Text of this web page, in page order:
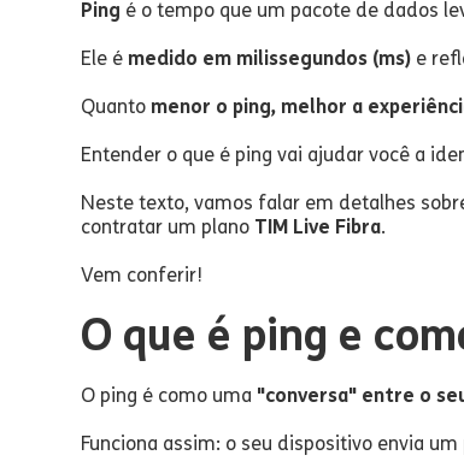
Ping é o tempo que um pacote de dados
Ele é medido em milissegundos (ms) e
Quanto menor o ping, melhor a
Entender o que é ping vai ajudar você a
Neste texto, vamos falar em detalhes
contratar um plano TIM Live Fibra.
Vem conferir!
O que é ping e
O ping é como uma "conversa" entre o
Funciona assim: o seu dispositivo envia